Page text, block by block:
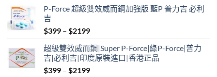
P-Force 超級雙效威而鋼加強版 藍P 普力吉 必利
吉
$399 – $2199Price
$399
through
$2199
超級雙效威而鋼|Super P-Force|綠P-Force|普力
吉|必利吉|印度原裝進口|香港正品
$399 – $2199Price